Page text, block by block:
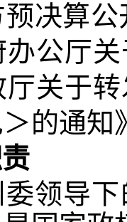
决算
公厅
厅关于
的通知
领导